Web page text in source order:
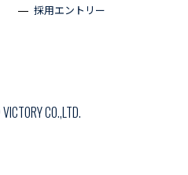
採用エントリー
CO.,LTD.